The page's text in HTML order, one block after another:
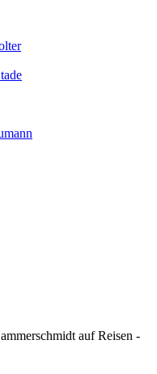
auf Reisen -